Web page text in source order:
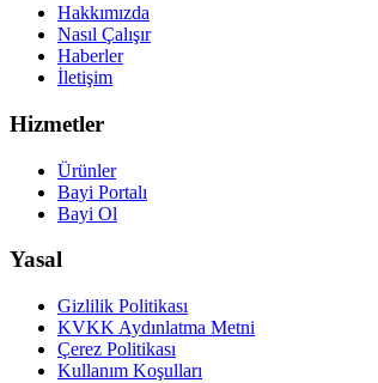
Hakkımızda
Nasıl Çalışır
Haberler
İletişim
Hizmetler
Ürünler
Bayi Portalı
Bayi Ol
Yasal
Gizlilik Politikası
KVKK Aydınlatma Metni
Çerez Politikası
Kullanım Koşulları